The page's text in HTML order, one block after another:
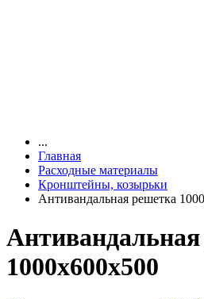
...
Главная
Расходные материалы
Кронштейны, козырьки
Антивандальная решетка
1000х600х500